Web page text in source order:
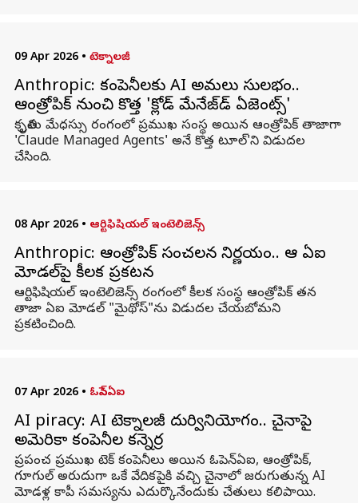
09 Apr 2026 • టెక్నాలజీ
Anthropic: కంపెనీలకు AI అమలు సులభం..
ఆంత్రోపిక్ నుంచి కొత్త 'క్లోడ్ మేనేజ్‌డ్ ఏజెంట్స్'
కృత్రిమ మేధస్సు రంగంలో ప్రముఖ సంస్థ అయిన ఆంత్రోపిక్ తాజాగా
'Claude Managed Agents' అనే కొత్త టూల్'ని విడుదల
చేసింది.
08 Apr 2026 • ఆర్టిఫిషియల్ ఇంటెలిజెన్స్
Anthropic: ఆంత్రోపిక్ సంచలన నిర్ణయం.. ఆ ఏఐ
మోడల్‌‌పై కీలక ప్రకటన
ఆర్టిఫిషియల్ ఇంటెలిజెన్స్ రంగంలో కీలక సంస్థ ఆంత్రోపిక్ తన
తాజా ఏఐ మోడల్ "మైథోస్"ను విడుదల చేయబోమని
ప్రకటించింది.
07 Apr 2026 • ఓపెన్ఏఐ
AI piracy: AI టెక్నాలజీ దుర్వినియోగం.. చైనాపై
అమెరికా కంపెనీల కన్నెర్ర
ప్రపంచ ప్రముఖ టెక్ కంపెనీలు అయిన ఓపెన్‌ఏఐ, ఆంత్రోపిక్,
గూగుల్ అరుదుగా ఒకే వేదికపైకి వచ్చి చైనాలో జరుగుతున్న AI
మోడళ్ల కాపీ సమస్యను ఎదుర్కొనేందుకు చేతులు కలిపాయి.